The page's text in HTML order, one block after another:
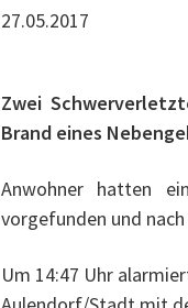
27.05.2017
Zwei
Brand eines
Anwohner hatten
vorgefunden und
Um 14:47 Uhr